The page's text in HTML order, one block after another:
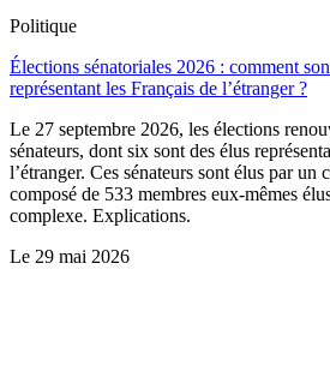
Politique
Élections sénatoriales 2026 : comment
représentant les Français de l’étranger ?
Le 27 septembre 2026, les élections
sénateurs, dont six sont des élus
l’étranger. Ces sénateurs sont élus par un
composé de 533 membres eux-mêmes
complexe. Explications.
Le 29 mai 2026